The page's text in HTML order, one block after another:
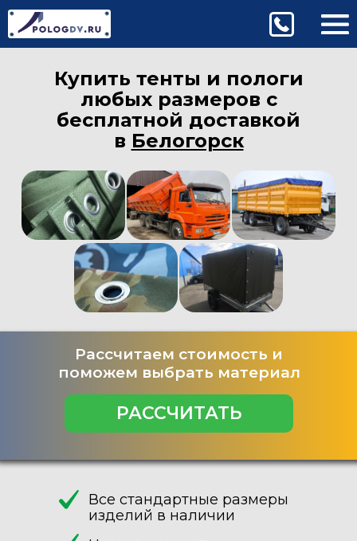
Купить тенты и пологи
любых размеров с
бесплатной доставкой
в Белогорск
Все стандартные размеры
изделий в наличии
Рассчитаем стоимость и
поможем выбрать материал
РАССЧИТАТЬ